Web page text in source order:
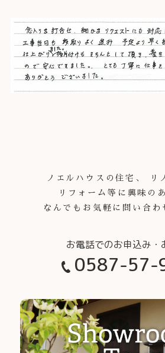
ノエルハウスの住宅、 リ
リフォーム等に興味の
なんでもお気軽に問い合わ
0587-57-